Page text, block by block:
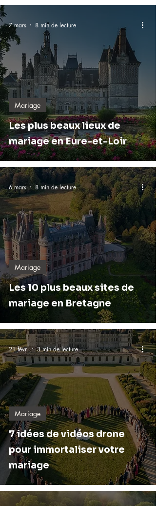
Les plus beaux lieux de
mariage en Eure-et-Loir
Mariage
7 mars 8 min de lecture
Les 10 plus beaux sites de
mariage en Bretagne
Mariage
6 mars 8 min de lecture
7 idées de vidéos drone
pour immortaliser votre
mariage
Mariage
21 févr. 3 min de lecture